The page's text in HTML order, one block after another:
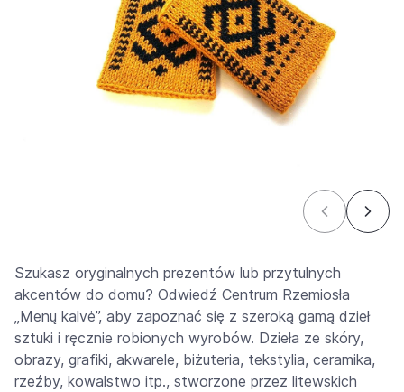
Szukasz oryginalnych prezentów lub przytulnych
akcentów do domu? Odwiedź Centrum Rzemiosła
„Menų kalvė”, aby zapoznać się z szeroką gamą dzieł
sztuki i ręcznie robionych wyrobów. Dzieła ze skóry,
obrazy, grafiki, akwarele, biżuteria, tekstylia, ceramika,
rzeźby, kowalstwo itp., stworzone przez litewskich